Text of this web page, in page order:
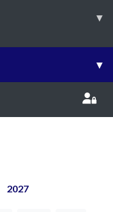
▾
▾
2027